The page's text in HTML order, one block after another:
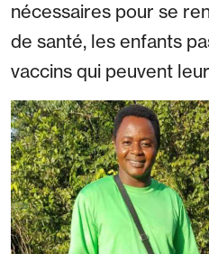
nécessaires pour se
de santé, les enfants
vaccins qui peuvent